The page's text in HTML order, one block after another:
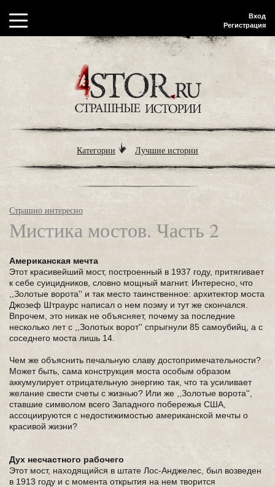
Вход
Регистрация
Категории Лучшие истории
Страшно интересно
Мистика мостов. Часть 2
Американская мечта
Этот красивейший мост, построенный в 1937 году, притягивает
к себе суицидников, словно мощный магнит. Интересно, что
,,Золотые ворота'' и так место таинственное: архитектор моста
Джозеф Штраурс написал о нем поэму и тут же скончался.
Впрочем, это никак не объясняет, почему за последние
несколько лет с ,,Золотых ворот'' спрыгнули 85 самоубийц, а с
соседнего моста лишь 14.
Чем же объяснить печальную славу достопримечательности?
Может быть, сама конструкция моста особым образом
аккумулирует отрицательную энергию так, что та усиливает
желание свести счеты с жизнью? Или же ,,Золотые ворота'',
ставшие символом всего Западного побережья США,
ассоциируются с недостижимостью американской мечты о
красивой жизни?
Дух несчастного рабочего
Этот мост, находящийся в штате Лос-Анджелес, был возведен
в 1913 году и с момента открытия на нем творится